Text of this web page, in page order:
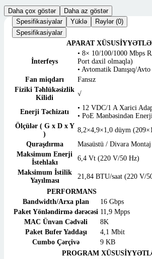
Daha çox göstər
Daha az göstər
Spesifikasiyalar
Yüklə
Rəylər (0)
Spesifikasiyalar
APARAT
İnterfeys
• 8× 10/100/1000 Mbps
Port daxil olmaqla)
• Avtomatik Danışıq/
Fan miqdarı
Fansız
Fiziki Təhlükəsizlik
Kilidi
√
Enerji Təchizatı
• 12 VDC/1 A Xarici
• PoE Mənbəsindən
Ölçülər ( G x D x Y
)
8,2×4,9×1,0 düym
Quraşdırma
Masaüstü / Divara Montaj
Maksimum Enerji
İstehlakı
6,4 Vt (220 V/50 Hz)
Maksimum İstilik
Yayılması
21,84 BTU/saat (220 V/
PERFORMANS
Bandwidth/Arxa plan
16 Gbps
Paket Yönləndirmə dərəcəsi 11,9 Mpps
MAC Ünvan Cədvəli
8K
Paket Bufer Yaddaşı
4,1 Mbit
Cumbo Çərçivə
9 KB
PROGRAM